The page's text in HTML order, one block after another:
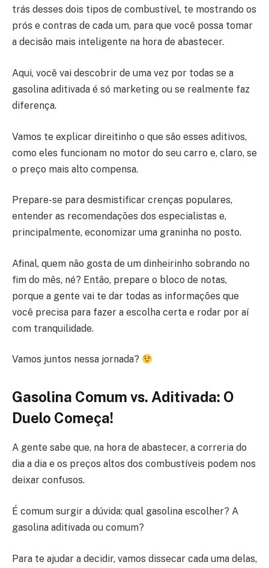
trás desses dois tipos de combustível, te mostrando os
prós e contras de cada um, para que você possa tomar
a decisão mais inteligente na hora de abastecer.
Aqui, você vai descobrir de uma vez por todas se a
gasolina aditivada é só marketing ou se realmente faz
diferença.
Vamos te explicar direitinho o que são esses aditivos,
como eles funcionam no motor do seu carro e, claro, se
o preço mais alto compensa.
Prepare-se para desmistificar crenças populares,
entender as recomendações dos especialistas e,
principalmente, economizar uma graninha no posto.
Afinal, quem não gosta de um dinheirinho sobrando no
fim do mês, né? Então, prepare o bloco de notas,
porque a gente vai te dar todas as informações que
você precisa para fazer a escolha certa e rodar por aí
com tranquilidade.
Vamos juntos nessa jornada?
Gasolina Comum vs. Aditivada: O
Duelo Começa!
A gente sabe que, na hora de abastecer, a correria do
dia a dia e os preços altos dos combustíveis podem nos
deixar confusos.
É comum surgir a dúvida: qual gasolina escolher? A
gasolina aditivada ou comum?
Para te ajudar a decidir, vamos dissecar cada uma delas,